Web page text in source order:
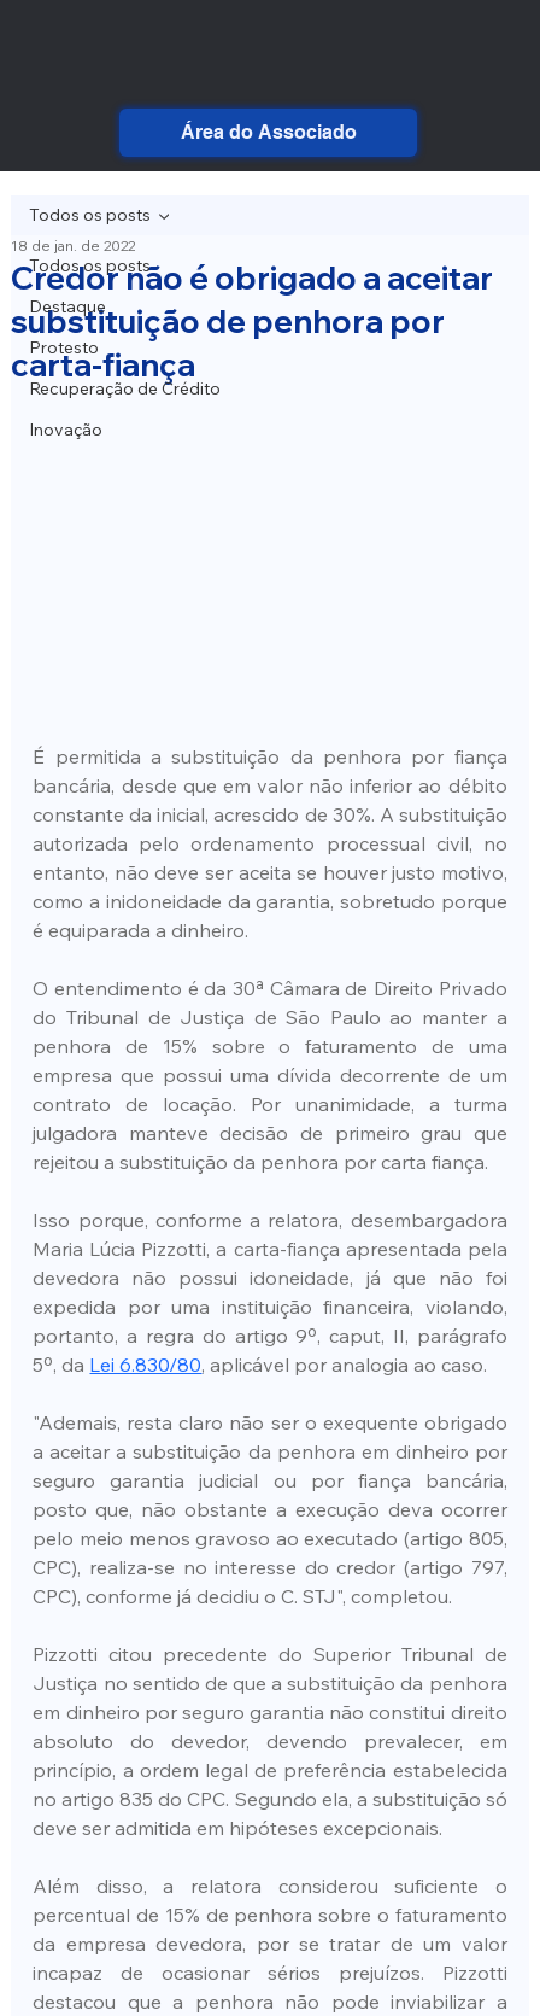
Área do Associado
Todos os posts
Destaque
Protesto
Recuperação de Crédito
Inovação
Todos os posts
Credor não é obrigado a aceitar
substituição de penhora por
carta-fiança
18 de jan. de 2022
É permitida a substituição da penhora por fiança
bancária, desde que em valor não inferior ao débito
constante da inicial, acrescido de 30%. A substituição
autorizada pelo ordenamento processual civil, no
entanto, não deve ser aceita se houver justo motivo,
como a inidoneidade da garantia, sobretudo porque
é equiparada a dinheiro.
O entendimento é da 30ª Câmara de Direito Privado
do Tribunal de Justiça de São Paulo ao manter a
penhora de 15% sobre o faturamento de uma
empresa que possui uma dívida decorrente de um
contrato de locação. Por unanimidade, a turma
julgadora manteve decisão de primeiro grau que
rejeitou a substituição da penhora por carta fiança.
Isso porque, conforme a relatora, desembargadora
Maria Lúcia Pizzotti, a carta-fiança apresentada pela
devedora não possui idoneidade, já que não foi
expedida por uma instituição financeira, violando,
portanto, a regra do artigo 9º, caput, II, parágrafo
5º, da Lei 6.830/80, aplicável por analogia ao caso.
"Ademais, resta claro não ser o exequente obrigado
a aceitar a substituição da penhora em dinheiro por
seguro garantia judicial ou por fiança bancária,
posto que, não obstante a execução deva ocorrer
pelo meio menos gravoso ao executado (artigo 805,
CPC), realiza-se no interesse do credor (artigo 797,
CPC), conforme já decidiu o C. STJ", completou.
Pizzotti citou precedente do Superior Tribunal de
Justiça no sentido de que a substituição da penhora
em dinheiro por seguro garantia não constitui direito
absoluto do devedor, devendo prevalecer, em
princípio, a ordem legal de preferência estabelecida
no artigo 835 do CPC. Segundo ela, a substituição só
deve ser admitida em hipóteses excepcionais.
Além disso, a relatora considerou suficiente o
percentual de 15% de penhora sobre o faturamento
da empresa devedora, por se tratar de um valor
incapaz de ocasionar sérios prejuízos. Pizzotti
destacou que a penhora não pode inviabilizar a